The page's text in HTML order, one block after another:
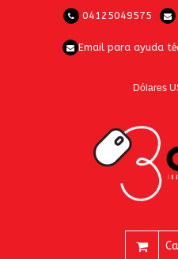
04125049575
Email para ayuda
Dólares